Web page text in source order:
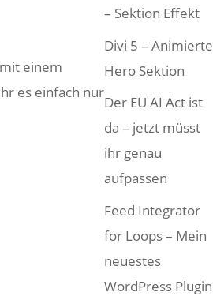
einem
es einfach nur
– Sektion Effekt
Divi 5 – Animierte
Hero Sektion
Der EU AI Act ist
da – jetzt müsst
ihr genau
aufpassen
Feed Integrator
for Loops – Mein
neuestes
WordPress Plugin